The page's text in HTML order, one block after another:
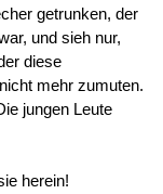
getrunken, der
und sieh nur,
diese
mehr zumuten.
jungen Leute
herein!